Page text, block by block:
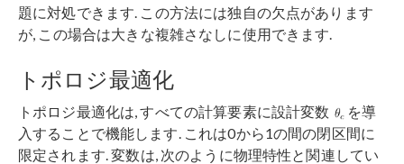
題に対処できます. この方法には独自の欠点があります
が, この場合は大きな複雑さなしに使用できます.
トポロジ最適化
トポロジ最適化は, すべての計算要素に設計変数
を導
入することで機能します. これは0から1の間の閉区間に
限定されます. 変数は, 次のように物理特性と関連してい